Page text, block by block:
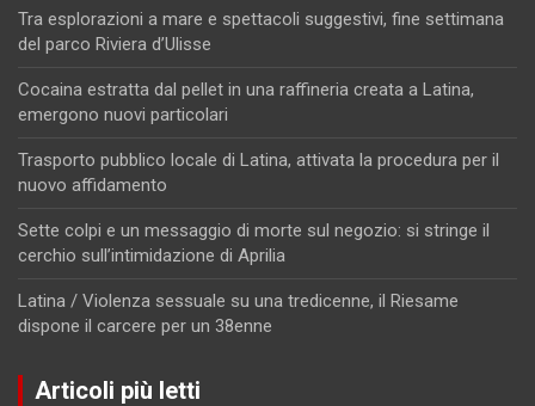
Tra esplorazioni a mare e spettacoli suggestivi, fine settimana
del parco Riviera d’Ulisse
Cocaina estratta dal pellet in una raffineria creata a Latina,
emergono nuovi particolari
Trasporto pubblico locale di Latina, attivata la procedura per il
nuovo affidamento
Sette colpi e un messaggio di morte sul negozio: si stringe il
cerchio sull’intimidazione di Aprilia
Latina / Violenza sessuale su una tredicenne, il Riesame
dispone il carcere per un 38enne
Articoli più letti